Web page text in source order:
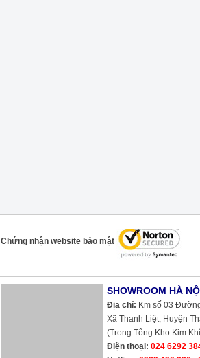
Chứng nhận website bảo mật
SHOWROOM HÀ
Địa chỉ: Km số 03
Xã Thanh Liệt, Huyện
(Trong Tổng Kho Kim
Điện thoại: 024 6292